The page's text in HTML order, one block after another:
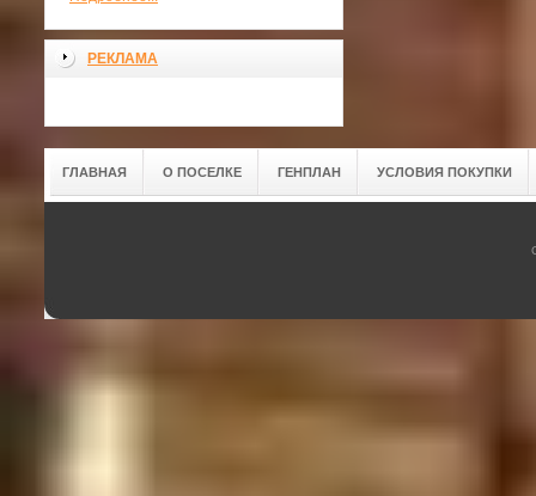
РЕКЛАМА
ГЛАВНАЯ О ПОСЕЛКЕ ГЕНПЛАН УСЛОВИЯ ПОКУПКИ